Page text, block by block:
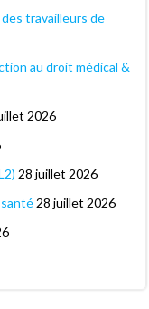
travailleurs de
au droit médical &
2026
28 juillet 2026
28 juillet 2026